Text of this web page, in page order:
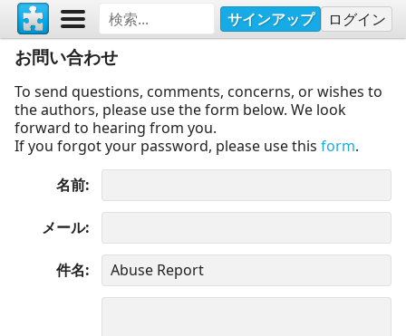
サインアップ ログイン
お問い合わせ
To send questions, comments, concerns, or wishes to
the authors, please use the form below. We look
forward to hearing from you.
If you forgot your password, please use this form.
名前
メール
件名